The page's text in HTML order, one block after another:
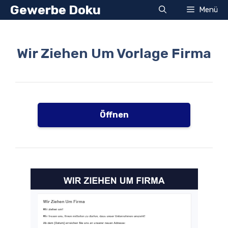
Zum
InhaltGewerbe Doku Menü
Wir Ziehen Um Vorlage Firma
Öffnen